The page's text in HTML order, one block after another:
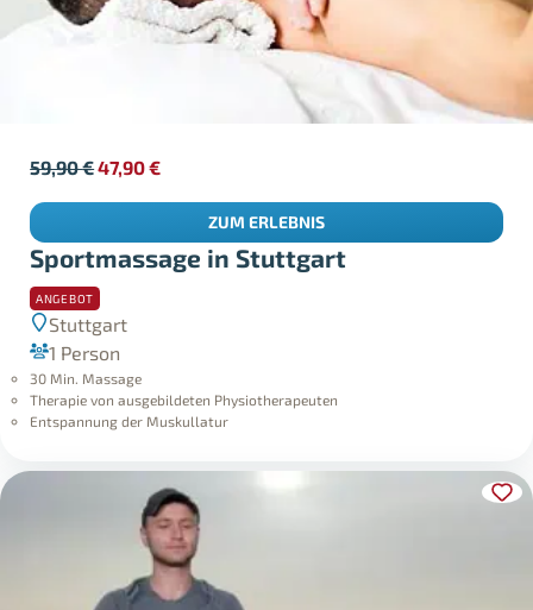
Sportmassage in Stuttgart
ANGEBOT
Stuttgart
1 Person
30 Min. Massage
Therapie von ausgebildeten Physiotherapeuten
Entspannung der Muskullatur
59,90€47,90€
ZUM ERLEBNIS